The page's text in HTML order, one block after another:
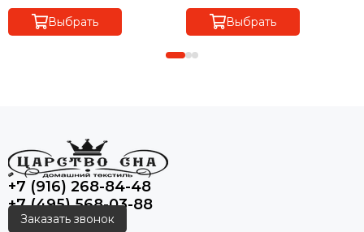
Выбрать Выбрать
+7 (916) 268-84-48
+7 (495) 568-03-88
Заказать звонок